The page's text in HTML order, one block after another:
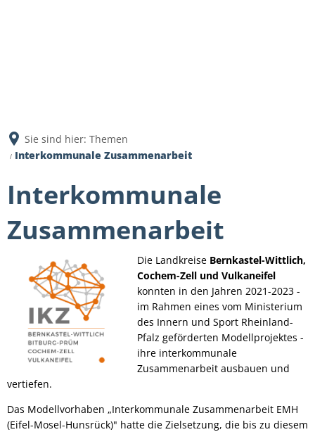
Sie sind hier: Themen
Interkommunale Zusammenarbeit
Interkommunale
Zusammenarbeit
Die Landkreise Bernkastel-Wittlich,
Cochem-Zell und Vulkaneifel
konnten in den Jahren 2021-2023 -
im Rahmen eines vom Ministerium
des Innern und Sport Rheinland-
Pfalz geförderten Modellprojektes -
ihre interkommunale
Zusammenarbeit ausbauen und
vertiefen.
Das Modellvorhaben „Interkommunale Zusammenarbeit EMH
(Eifel-Mosel-Hunsrück)" hatte die Zielsetzung, die bis zu diesem